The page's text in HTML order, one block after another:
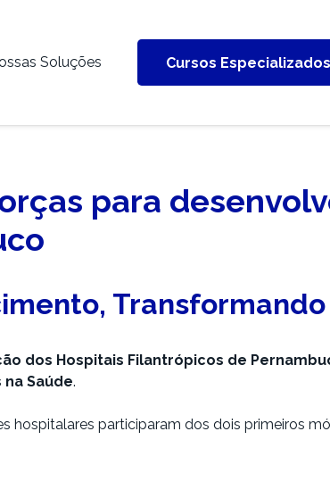
Soluções Cursos
para
Transformando
dos Hospitais Filantrópicos de
na Saúde.
hospitalares participaram dos dois primeiros